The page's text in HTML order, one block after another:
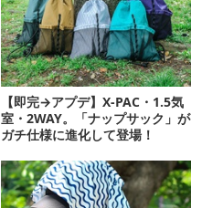
【即完→アプデ】X-PAC・1.5気
室・2WAY。「ナップサック」が
ガチ仕様に進化して登場！